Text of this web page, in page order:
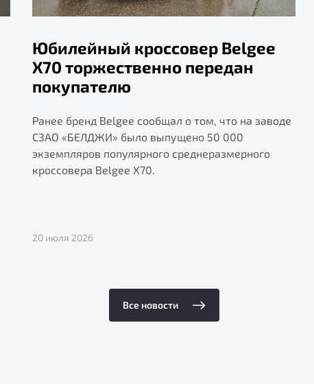
Юбилейный кроссовер Belgee
X70 торжественно передан
покупателю
Ранее бренд Belgee сообщал о том, что на заводе
СЗАО «БЕЛДЖИ» было выпущено 50 000
экземпляров популярного среднеразмерного
кроссовера Belgee X70.
20 июля 2026
Все новости